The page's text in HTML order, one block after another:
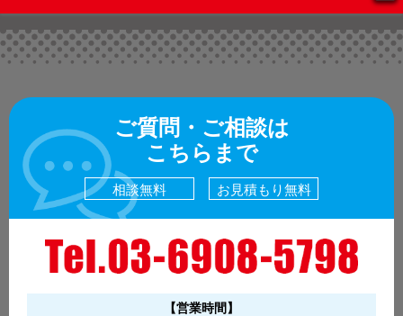
ご質問・ご相談は
こちらまで
相談無料 お見積もり無料
【営業時間】